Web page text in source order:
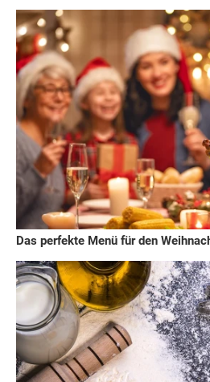
Das perfekte Menü für den